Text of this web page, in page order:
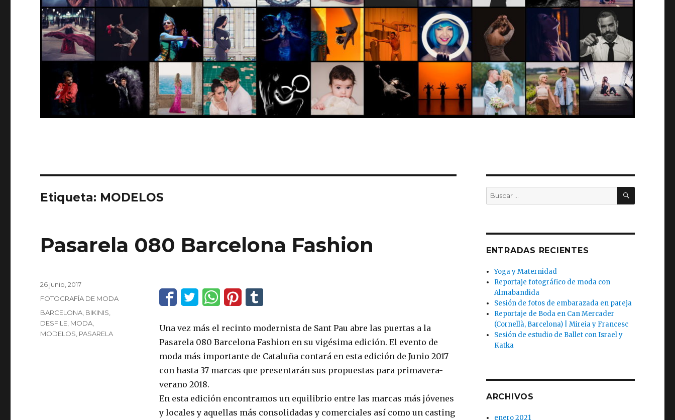
Etiqueta: MODELOS
Pasarela 080 Barcelona Fashion
Una vez más el recinto modernista de Sant Pau abre las puertas a la
Pasarela 080 Barcelona Fashion en su vigésima edición. El evento de
moda más importante de Cataluña contará en esta edición de Junio 2017
con hasta 37 marcas que presentarán sus propuestas para primavera-
verano 2018.
En esta edición encontramos un equilibrio entre las marcas más jóvenes
y locales y aquellas más consolidadas y comerciales así como un casting
Publicado
26 junio, 2017
Categorías
FOTOGRAFÍA DE MODA
Etiquetas
BARCELONA BIKINIS
DESFILE MODA
MODELOS PASARELA
Buscar
por:
BUSCAR
ENTRADAS RECIENTES
Yoga y Maternidad
Reportaje fotográfico de moda con
Almabandida
Sesión de fotos de embarazada en pareja
Reportaje de Boda en Can Mercader
(Cornellà, Barcelona) | Mireia y Francesc
Sesión de estudio de Ballet con Israel y
Katka
ARCHIVOS
enero 2021